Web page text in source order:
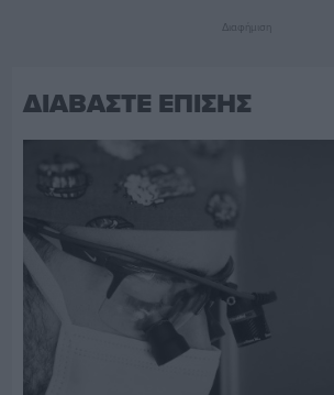
Διαφήμιση
ΔΙΑΒΑΣΤΕ ΕΠΙΣΗΣ